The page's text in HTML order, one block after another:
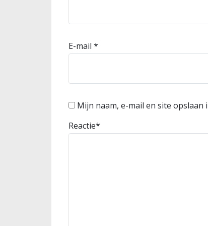
E-mail *
Mijn naam, e-mail en site
Reactie*